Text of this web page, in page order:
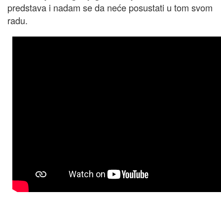
predstava i nadam se da neće posustati u tom svom
radu.